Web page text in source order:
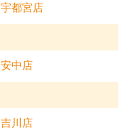
宇都宮店
安中店
吉川店